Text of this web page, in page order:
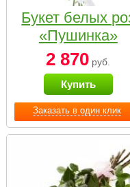
Заказать в один клик
Букет белых
«Пушинка»
2 870 руб.
Купить